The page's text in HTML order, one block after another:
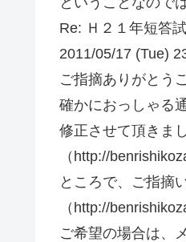
Re: Ｈ２１年短答
2011/05/17 (Tue)
ご指摘ありがとう
確かにおっしゃる
修正させて頂きまし
（http://
ところで、ご指摘
（http://
ご希望の場合は、